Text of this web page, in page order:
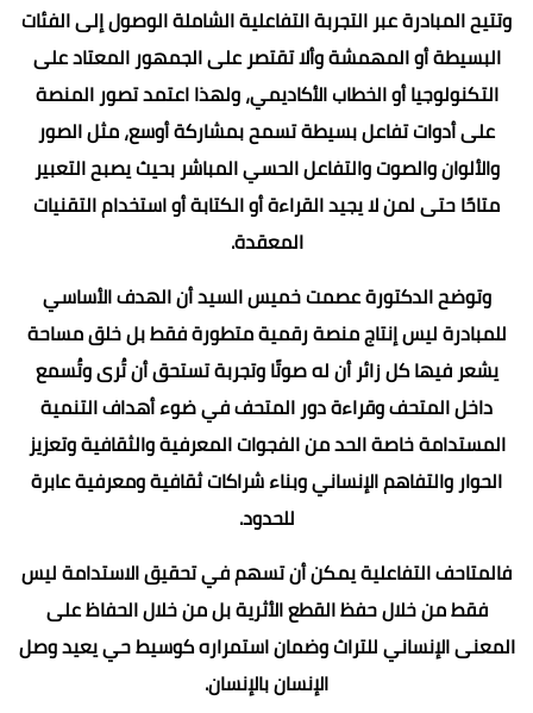
وتتيح المبادرة عبر التجربة التفاعلية الشاملة الوصول إلى الفئات
البسيطة أو المهمشة وألا تقتصر على الجمهور المعتاد على
التكنولوجيا أو الخطاب الأكاديمي، ولهذا اعتمد تصور المنصة
على أدوات تفاعل بسيطة تسمح بمشاركة أوسع، مثل الصور
والألوان والصوت والتفاعل الحسي المباشر بحيث يصبح التعبير
متاحًا حتى لمن لا يجيد القراءة أو الكتابة أو استخدام التقنيات
المعقدة.
وتوضح الدكتورة عصمت خميس السيد أن الهدف الأساسي
للمبادرة ليس إنتاج منصة رقمية متطورة فقط بل خلق مساحة
يشعر فيها كل زائر أن له صوتًا وتجربة تستحق أن تُرى وتُسمع
داخل المتحف وقراءة دور المتحف في ضوء أهداف التنمية
المستدامة خاصة الحد من الفجوات المعرفية والثقافية وتعزيز
الحوار والتفاهم الإنساني وبناء شراكات ثقافية ومعرفية عابرة
للحدود.
فالمتاحف التفاعلية يمكن أن تسهم في تحقيق الاستدامة ليس
فقط من خلال حفظ القطع الأثرية بل من خلال الحفاظ على
المعنى الإنساني للتراث وضمان استمراره كوسيط حي يعيد وصل
الإنسان بالإنسان.